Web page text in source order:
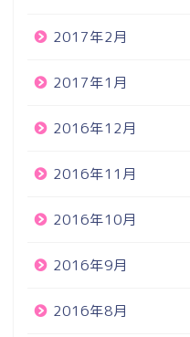
2017年2月
2017年1月
2016年12月
2016年11月
2016年10月
2016年9月
2016年8月